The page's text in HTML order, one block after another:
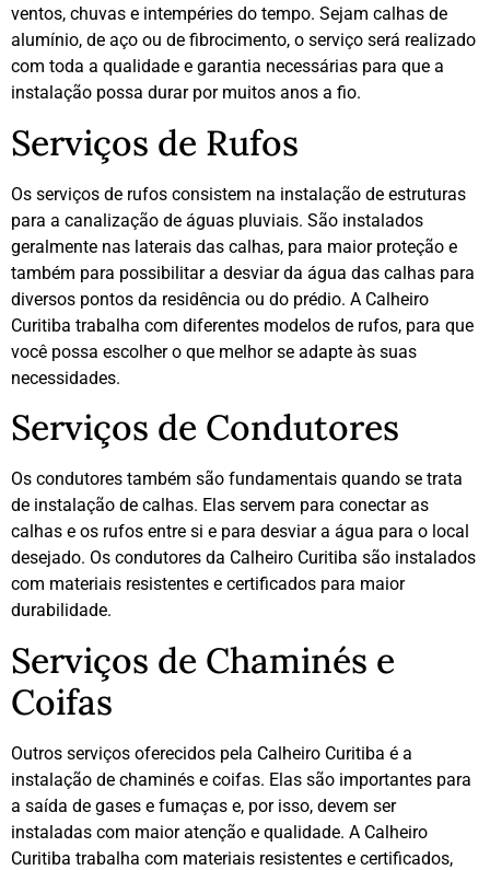
ventos, chuvas e intempéries do tempo. Sejam calhas de
alumínio, de aço ou de fibrocimento, o serviço será realizado
com toda a qualidade e garantia necessárias para que a
instalação possa durar por muitos anos a fio.
Serviços de Rufos
Os serviços de rufos consistem na instalação de estruturas
para a canalização de águas pluviais. São instalados
geralmente nas laterais das calhas, para maior proteção e
também para possibilitar a desviar da água das calhas para
diversos pontos da residência ou do prédio. A Calheiro
Curitiba trabalha com diferentes modelos de rufos, para que
você possa escolher o que melhor se adapte às suas
necessidades.
Serviços de Condutores
Os condutores também são fundamentais quando se trata
de instalação de calhas. Elas servem para conectar as
calhas e os rufos entre si e para desviar a água para o local
desejado. Os condutores da Calheiro Curitiba são instalados
com materiais resistentes e certificados para maior
durabilidade.
Serviços de Chaminés e
Coifas
Outros serviços oferecidos pela Calheiro Curitiba é a
instalação de chaminés e coifas. Elas são importantes para
a saída de gases e fumaças e, por isso, devem ser
instaladas com maior atenção e qualidade. A Calheiro
Curitiba trabalha com materiais resistentes e certificados,